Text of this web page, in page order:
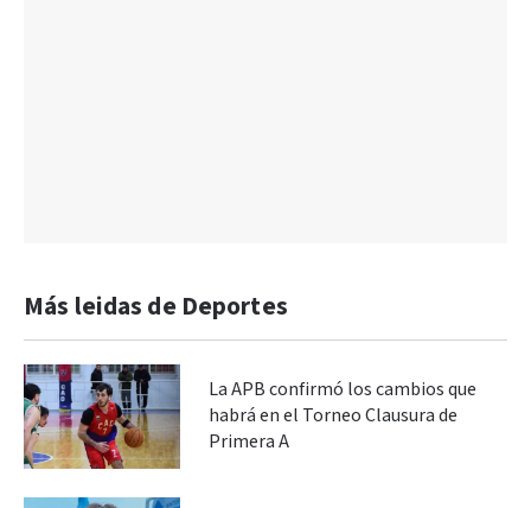
Más leidas de Deportes
La APB confirmó los cambios que
habrá en el Torneo Clausura de
Primera A